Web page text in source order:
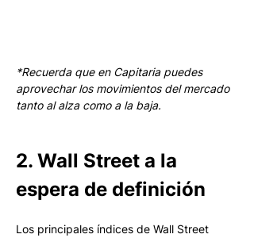
*Recuerda que en Capitaria puedes
aprovechar los movimientos del mercado
tanto al alza como a la baja.
2. Wall Street a la
espera de definición
Los principales índices de Wall Street